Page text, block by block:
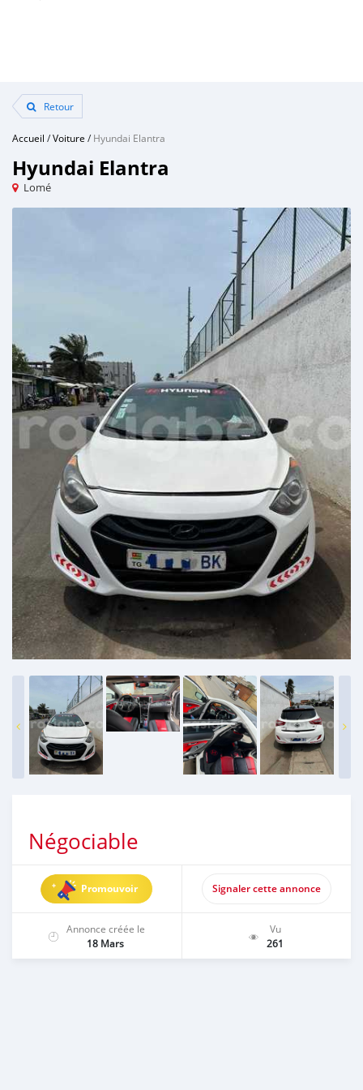
Retour
Accueil /Voiture /Hyundai Elantra
Hyundai Elantra
Lomé
Négociable
Promouvoir Signaler cette annonce
Annonce créée le
18 Mars
Vu
261